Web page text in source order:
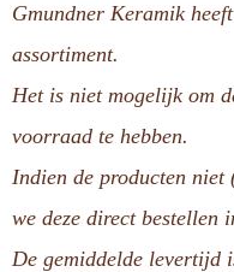
Gmundner Keramik
assortiment.
Het is niet mogelijk om
voorraad te hebben.
Indien de producten
we deze direct bestellen
De gemiddelde levertijd